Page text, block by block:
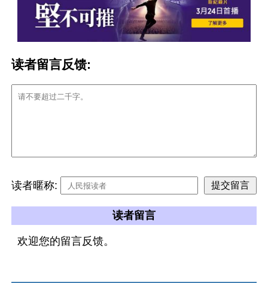
读者留言反馈:
读者暱称:
读者留言
欢迎您的留言反馈。